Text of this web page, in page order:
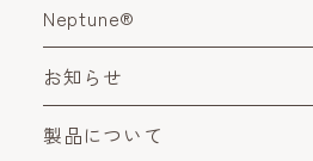
Neptune®
お知らせ
製品について